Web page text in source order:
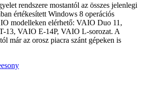
rendszere mostantól az összes jelenlegi
értékesített Windows 8 operációs
modelleken elérhető: VAIO Duo 11,
13, VAIO E-14P, VAIO L-sorozat. A
már az orosz piacra szánt gépeken is
sony